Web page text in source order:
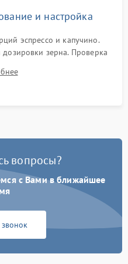
и настройка
эспрессо и капучино.
зерна. Проверка
температуры напитка и
отсутствия посторонних
вопросы?
с Вами в ближайшее
звонок